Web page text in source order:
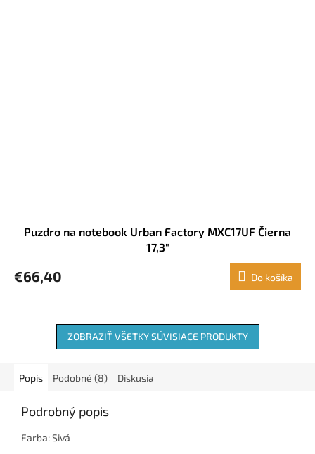
Puzdro na notebook Urban Factory MXC17UF Čierna
17,3"
€66,40 Do košíka
ZOBRAZIŤ VŠETKY SÚVISIACE PRODUKTY
Popis Podobné (8) Diskusia
Podrobný popis
Farba: Sivá